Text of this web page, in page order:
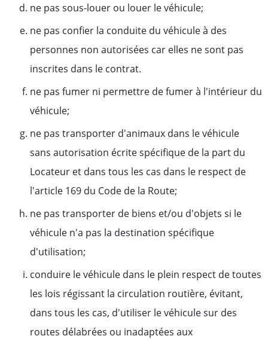
ne pas sous-louer ou louer le véhicule;
ne pas confier la conduite du véhicule à des
personnes non autorisées car elles ne sont pas
inscrites dans le contrat.
ne pas fumer ni permettre de fumer à l'intérieur du
véhicule;
ne pas transporter d'animaux dans le véhicule
sans autorisation écrite spécifique de la part du
Locateur et dans tous les cas dans le respect de
l'article 169 du Code de la Route;
ne pas transporter de biens et/ou d'objets si le
véhicule n'a pas la destination spécifique
d'utilisation;
conduire le véhicule dans le plein respect de toutes
les lois régissant la circulation routière, évitant,
dans tous les cas, d'utiliser le véhicule sur des
routes délabrées ou inadaptées aux